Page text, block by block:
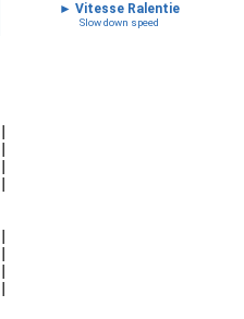
► Vitesse Ralentie
Slow down speed